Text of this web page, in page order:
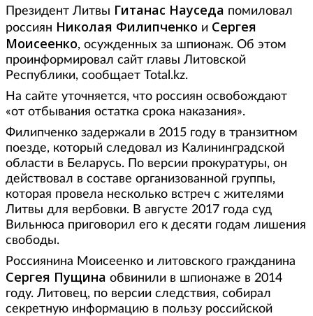
Президент Литвы Гитанас Науседа помиловал
россиян Николая Филипченко и Сергея
Моисеенко, осужденных за шпионаж. Об этом
проинформировал сайт главы Литовской
Республики, сообщает Total.kz.
На сайте уточняется, что россиян освобождают
«от отбывания остатка срока наказания».
Филипченко задержали в 2015 году в транзитном
поезде, который следовал из Калининградской
области в Беларусь. По версии прокуратуры, он
действовал в составе организованной группы,
которая провела несколько встреч с жителями
Литвы для вербовки. В августе 2017 года суд
Вильнюса приговорил его к десяти годам лишения
свободы.
Россиянина Моисеенко и литовского гражданина
Сергея Пущина обвинили в шпионаже в 2014
году. Литовец, по версии следствия, собирал
секретную информацию в пользу российской